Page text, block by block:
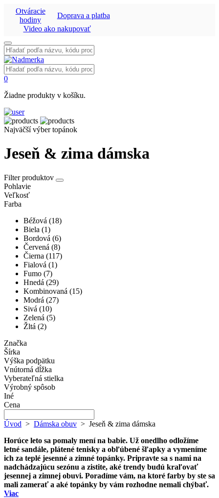
Otváracie
hodiny
Doprava a platba
Video ako nakupovať
Vyhľadať:
Vyhľadať:
0
Žiadne produkty v košíku.
Najväčší výber topánok
Jeseň & zima dámska
Filter produktov
Pohlavie
Veľkosť
Farba
Béžová (18)
Biela (1)
Bordová (6)
Červená (8)
Čierna (117)
Fialová (1)
Fumo (7)
Hnedá (29)
Kombinovaná (15)
Modrá (27)
Sivá (10)
Zelená (5)
Žltá (2)
Značka
Šírka
Výška podpätku
Vnútorná dĺžka
Vyberateľná stielka
Výrobný spôsob
Iné
Cena
Úvod > Dámska obuv > Jeseň & zima dámska
Horúce leto sa pomaly mení na babie. Už onedlho odložíme
letné sandále, plátené tenisky a obľúbené šľapky a vymeníme
ich za teplé jesenné a zimné topánky. Pripravte sa s nami na
nadchádzajúcu sezónu a zistite, aké trendy budú kraľovať
jesennej a zimnej obuvi. Poradíme vám, na ktoré farby by ste sa
mali zamerať a aké topánky by vám rozhodne nemali chýbať.
Viac